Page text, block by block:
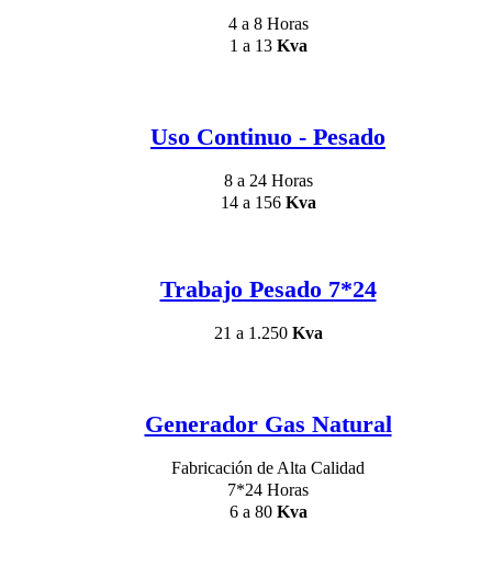
4 a 8 Horas
1 a 13 Kva
Uso Continuo - Pesado
8 a 24 Horas
14 a 156 Kva
Trabajo Pesado 7*24
21 a 1.250 Kva
Generador Gas Natural
Fabricación de Alta Calidad
7*24 Horas
6 a 80 Kva